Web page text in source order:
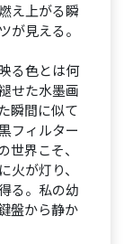
え上がる瞬
が見える。
る色とは何
せた水墨画
瞬間に似て
フィルター
界こそ、
が灯り、
る。私の幼
盤から静か